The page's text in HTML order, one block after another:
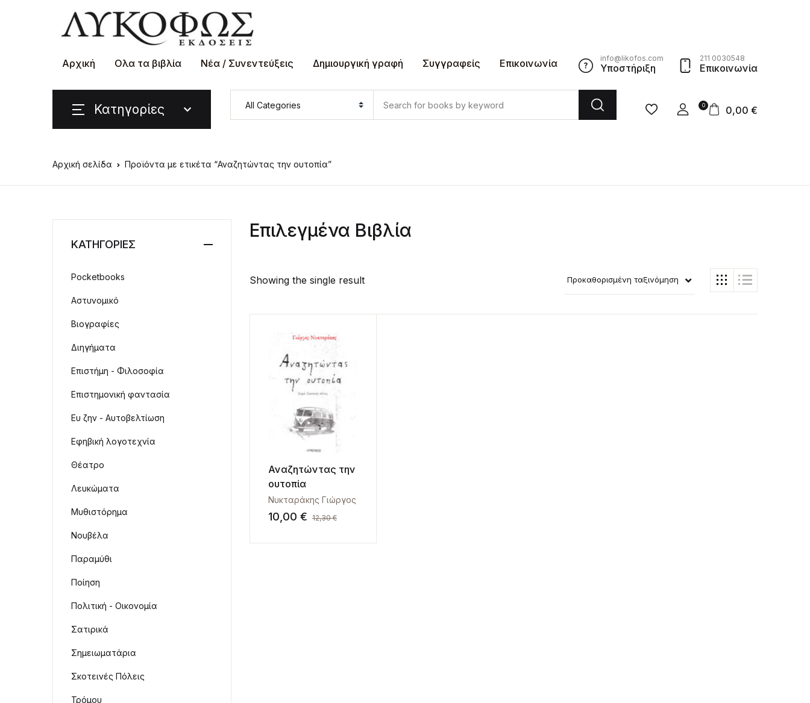
Αρχική Ολα τα βιβλία Νέα / Συνεντεύξεις Δημιουργική γραφή Συγγραφείς Επικοινωνία info@likofos.com
Υποστήριξη
211 0030548
Επικοινωνία
Κατηγορίες 0 0,00 €
Αρχική σελίδα Προϊόντα με ετικέτα “Αναζητώντας την ουτοπία”
Επιλεγμένα Βιβλία
Showing the single result Προκαθορισμένη ταξινόμηση
Αναζητώντας την
ουτοπία
Νυκταράκης Γιώργος
10,00 € 12,30€
ΚΑΤΗΓΟΡΙΕΣ
Pocketbooks
Αστυνομικό
Βιογραφίες
Διηγήματα
Επιστήμη - Φιλοσοφία
Επιστημονική φαντασία
Ευ ζην - Αυτοβελτίωση
Εφηβική λογοτεχνία
Θέατρο
Λευκώματα
Μυθιστόρημα
Νουβέλα
Παραμύθι
Ποίηση
Πολιτική - Οικονομία
Σατιρικά
Σημειωματάρια
Σκοτεινές Πόλεις
Τρόμου